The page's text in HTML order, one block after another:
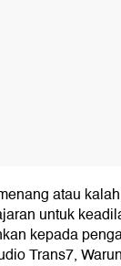
atau
untuk
kepada
Trans7,